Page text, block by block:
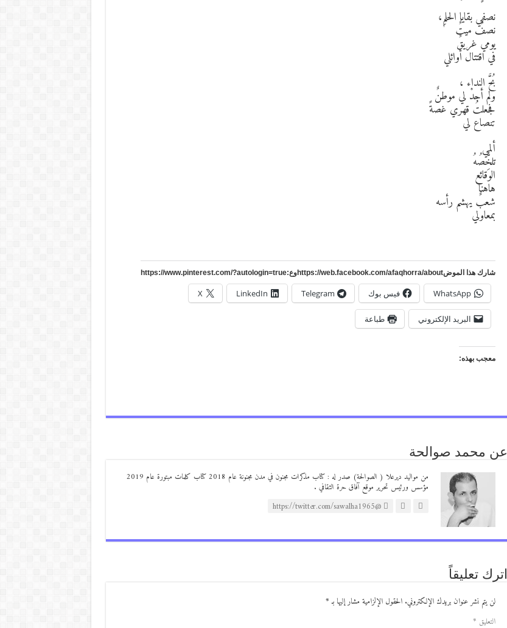
نصفي بقايا الحلمِ،
نصفٌ ميتٌ
يومي غريقٌ
في اقتتال أوائلي
بُحَّ النداء ،
ولم أجدْ لي موطنٌ
فجعلتُ قهري غصةً
تنصاع لي
ألمي
تلخِّصُهُ
الوقائع
هاهنا
شعبٌ يهشم رأسه
بمعاولي
شارك هذا الموضhttps://web.facebook.com/afaqhorra/aboutوع:https://www.pinterest.com/?autologin=true
WhatsApp فيس بوك Telegram
LinkedIn
X
البريد الإلكتروني طباعة
معجب بهذه:
عن محمد صوالحة
من مواليد ديرعلا ( الصوالحة) صدر له : كتاب مذكرات مجنون في مدن مجنونة عام 2018 كتاب كلمات مبتورة عام 2019
مؤسس ورئيس تحرير موقع آفاق حرة الثقافي .
@https://twitter.com/sawalha1965
اترك تعليقاً
لن يتم نشر عنوان بريدك الإلكتروني. الحقول الإلزامية مشار إليها بـ*
التعليق *